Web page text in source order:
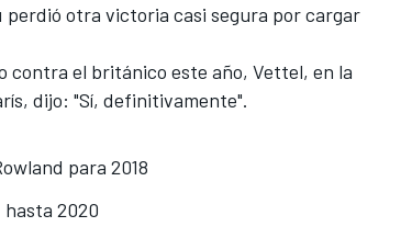
otra victoria casi segura por cargar
contra el británico este año, Vettel, en la
dijo: "Sí, definitivamente".
para 2018
2020